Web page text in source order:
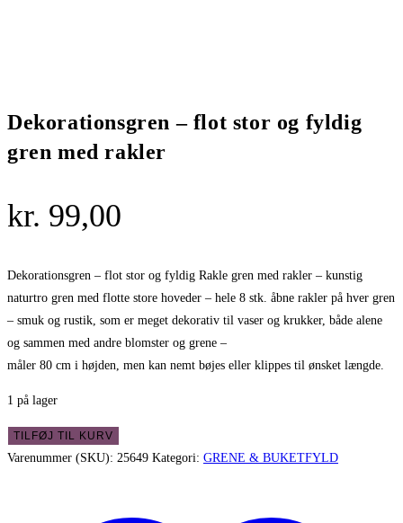
Dekorationsgren – flot stor og fyldig
gren med rakler
kr. 99,00
Dekorationsgren – flot stor og fyldig Rakle gren med rakler – kunstig
naturtro gren med flotte store hoveder – hele 8 stk. åbne rakler på hver gren
– smuk og rustik, som er meget dekorativ til vaser og krukker, både alene
og sammen med andre blomster og grene –
måler 80 cm i højden, men kan nemt bøjes eller klippes til ønsket længde.
1 på lager
Dekorationsgren
-
TILFØJ TIL KURV
Varenummer (SKU): 25649 Kategori: GRENE & BUKETFYLD